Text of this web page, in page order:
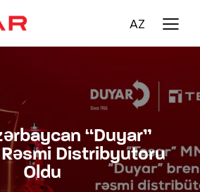
AZ
“Duyar”
Distribyutoru
Oldu